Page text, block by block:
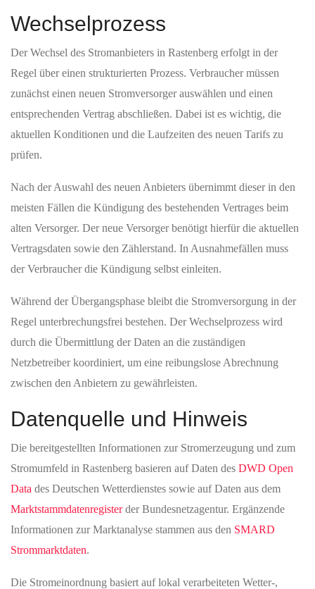
Wechselprozess
Der Wechsel des Stromanbieters in Rastenberg erfolgt in der
Regel über einen strukturierten Prozess. Verbraucher müssen
zunächst einen neuen Stromversorger auswählen und einen
entsprechenden Vertrag abschließen. Dabei ist es wichtig, die
aktuellen Konditionen und die Laufzeiten des neuen Tarifs zu
prüfen.
Nach der Auswahl des neuen Anbieters übernimmt dieser in den
meisten Fällen die Kündigung des bestehenden Vertrages beim
alten Versorger. Der neue Versorger benötigt hierfür die aktuellen
Vertragsdaten sowie den Zählerstand. In Ausnahmefällen muss
der Verbraucher die Kündigung selbst einleiten.
Während der Übergangsphase bleibt die Stromversorgung in der
Regel unterbrechungsfrei bestehen. Der Wechselprozess wird
durch die Übermittlung der Daten an die zuständigen
Netzbetreiber koordiniert, um eine reibungslose Abrechnung
zwischen den Anbietern zu gewährleisten.
Datenquelle und Hinweis
Die bereitgestellten Informationen zur Stromerzeugung und zum
Stromumfeld in Rastenberg basieren auf Daten des DWD Open
Data des Deutschen Wetterdienstes sowie auf Daten aus dem
Marktstammdatenregisterder Bundesnetzagentur. Ergänzende
Informationen zur Marktanalyse stammen aus den SMARD
Strommarktdaten.
Die Stromeinordnung basiert auf lokal verarbeiteten Wetter-,